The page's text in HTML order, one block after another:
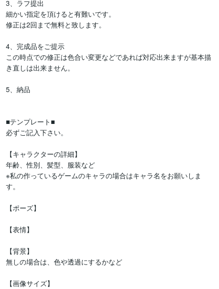
3、ラフ提出
細かい指定を頂けると有難いです。
修正は2回まで無料と致します。
4、完成品をご提示
この時点での修正は色合い変更などであれば対応出来ますが基本描
き直しは出来ません。
5、納品
■テンプレート■
必ずご記入下さい。
【キャラクターの詳細】
年齢、性別、髪型、服装など
※私の作っているゲームのキャラの場合はキャラ名をお願いしま
す。
【ポーズ】
【表情】
【背景】
無しの場合は、色や透過にするかなど
【画像サイズ】